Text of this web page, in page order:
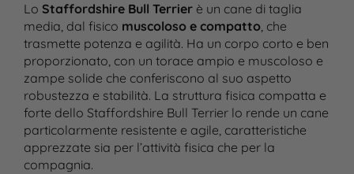
Lo Staffordshire Bull Terrierè un cane di taglia
media, dal fisico muscoloso e compatto, che
trasmette potenza e agilità. Ha un corpo corto e ben
proporzionato, con un torace ampio e muscoloso e
zampe solide che conferiscono al suo aspetto
robustezza e stabilità. La struttura fisica compatta e
forte dello Staffordshire Bull Terrier lo rende un cane
particolarmente resistente e agile, caratteristiche
apprezzate sia per l’attività fisica che per la
compagnia.